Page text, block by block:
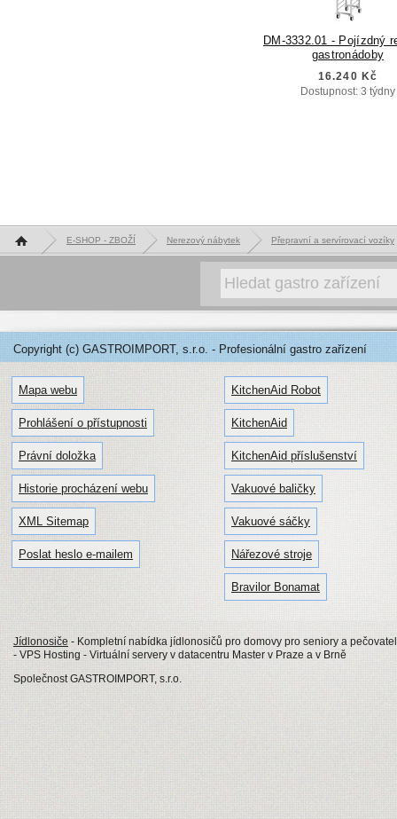
DM-3332.01 - Pojízdný
gastronádoby
16.240 Kč
Dostupnost: 3 týdny
Hlavní stránka E-SHOP - ZBOŽÍ Nerezový nábytek Přepravní a servírovací vozíky
Copyright (c) GASTROIMPORT, s.r.o. - Profesionální gastro zařízení
Mapa webu
Prohlášení o přístupnosti
Právní doložka
Historie procházení webu
XML Sitemap
Poslat heslo e-mailem
KitchenAid Robot
KitchenAid
KitchenAid příslušenství
Vakuové baličky
Vakuové sáčky
Nářezové stroje
Bravilor Bonamat
Jídlonosiče - Kompletní nabídka jídlonosičů pro domovy pro seniory a
- VPS Hosting - Virtuální servery v datacentru Master v Praze a v Brně
Společnost GASTROIMPORT, s.r.o.